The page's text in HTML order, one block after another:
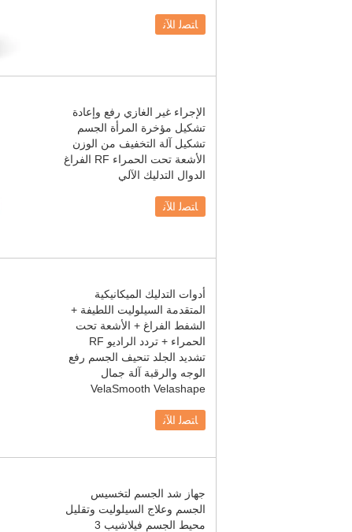
ﺎﺘﺼﻟ ﺍﻶﻧ
الإجراء غير الغازي رفع وإعادة
تشكيل مؤخرة المرأة الجسم
تشكيل آلة التخفيف من الوزن
الأشعة تحت الحمراء RF الفراغ
الدوال التدليك الآلي
ﺎﺘﺼﻟ ﺍﻶﻧ
أدوات التدليك الميكانيكية
المتقدمة السيلوليت اللطيفة +
الشفط الفراغ + الأشعة تحت
الحمراء + تردد الراديو RF
تشديد الجلد تنحيف الجسم رفع
الوجه والرقبة آلة جمال
VelaSmooth Velashape
ﺎﺘﺼﻟ ﺍﻶﻧ
جهاز شد الجسم لتخسيس
الجسم وعلاج السيلوليت وتقليل
محيط الجسم فيلاشيب 3